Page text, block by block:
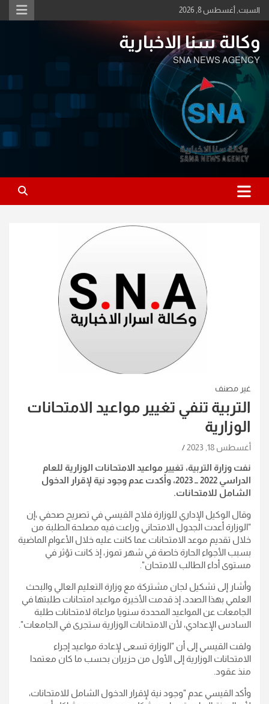
Skip
to
السبت, أغسطس 8, 2026
وكالة سنا الاخبارية
SNA NEWS AGENCY
غير مصنف
التربية تنفي تغيير مواعيد الامتحانات
الوزارية
أغسطس 18, 2023
نفت وزارة التربية، تغيير مواعيد الامتحانات الوزارية للعام
الدراسي 2022 ــ 2023، وأكدت عدم وجود نية لإقرار الدخول
الشامل للامتحانات.
وقال الوكيل الإداري للوزارة فلاح القيسي في تصريح صحفي ،إن
"الوزارة أعدت الجدول الامتحاني وراعت فيه مصلحة الطلبة من
خلال تقديم موعد الامتحانات عما كانت عليه خلال الأعوام الماضية
بسبب الأجواء الحارة خاصة في شهر تموز، إذ كانت تؤثر في
مستوى أداء الطالب للامتحان".
وأشار إلى تشكيل لجان مشتركة مع وزارة التعليم العالي والبحث
العلمي بهذا الصدد، إذ قدمت الأخيرة مواعيد امتحانات طلبتها في
الجامعات عن المواعيد المحددة سنويا مراعاة لامتحانات طلبة
السادس الإعدادي، لأن الامتحانات الوزارية ستجرى في الجامعات".
ولفت القيسي إلى أن "الوزارة تسعى لإعادة مواعيد إجراء
الامتحانات الوزارية إلى الأول من حزيران بحسب ما كان معتمدا
منذ عقود
وأكد القيسي عدم "وجود نية لإقرار الدخول الشامل للامتحانات،